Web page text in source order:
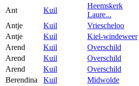
Ant Kuil
Heemskerk
Laure...
Antje
Kuil Vriescheloo
Antje
Kuil Kiel-windeweer
Arend
Kuil Overschild
Arend
Kuil Overschild
Arend
Kuil Overschild
Berendina
Kuil Midwolde